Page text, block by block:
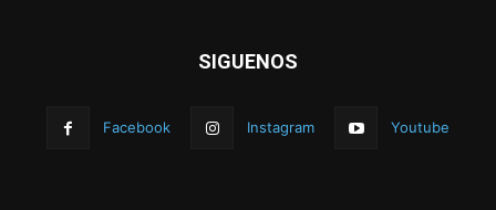
SIGUENOS
Facebook Instagram Youtube